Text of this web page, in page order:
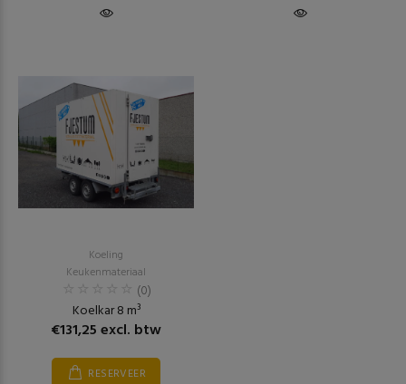
Koeling
Keukenmateriaal
(0)
Koelkar 8 m³
€131,25 excl. btw
RESERVEER